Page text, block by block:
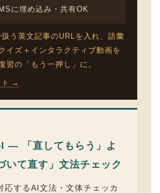
に埋め込み・共有OK
う英文記事のURLを入れ、語彙
イズ＋インタラクティブ動画を
習の「もう一押し」に。
ト →
— 「直してもらう」よ
いて直す」文法チェック
応するAI文法・文体チェッカ